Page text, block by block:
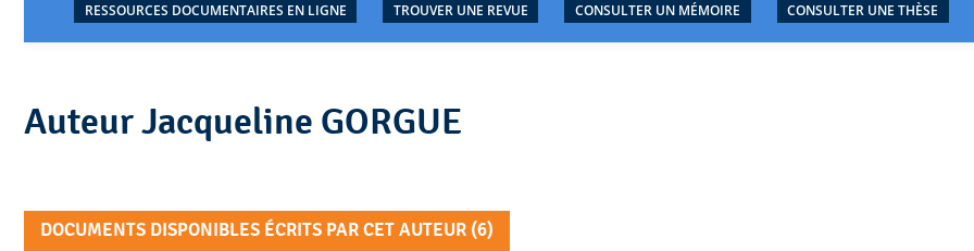
RESSOURCES DOCUMENTAIRES EN LIGNE TROUVER UNE REVUE CONSULTER UN MÉMOIRE CONSULTER UNE THÈSE
Auteur Jacqueline GORGUE
DOCUMENTS DISPONIBLES ÉCRITS PAR CET AUTEUR (6)